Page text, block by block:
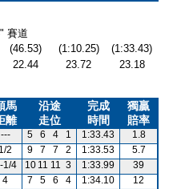
賽道
(46.53) (1:10.25)
(1:33.43)
22.44 23.72
23.18
馬
離
沿途
走位
完成
時間
獨贏
賠率
--- 5 6 4 1 1:33.43
1.8
1/2 9 7 7 2 1:33.53
5.7
1/4 10 11 11 3 1:33.99
39
4 7 5 6 4 1:34.10
12